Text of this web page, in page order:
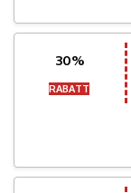
30%
RABATT